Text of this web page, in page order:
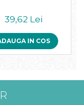
39,62 Lei
IN COS